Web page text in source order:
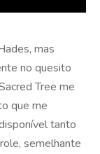
mas
no quesito
Tree me
que me
tanto
semelhante